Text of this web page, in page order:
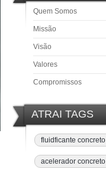
Quem Somos
Missão
Visão
Valores
Compromissos
ATRAI TAGS
fluidficante concreto
acelerador concreto